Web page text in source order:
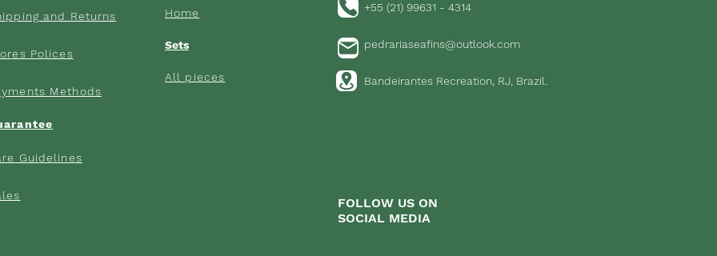
and Returns
Polices
Methods
Guidelines
Home
Sets
All pieces
+55 (21) 99631 - 4314
pedrariaseafins@outlook.com
Bandeirantes Recreation, RJ, Brazil.
FOLLOW US ON
SOCIAL MEDIA